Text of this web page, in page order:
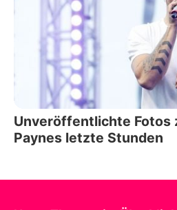
Unveröffentlichte Fotos
Paynes letzte Stunden